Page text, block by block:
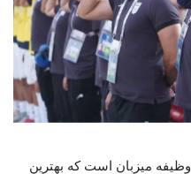
میزبان است که بهترین